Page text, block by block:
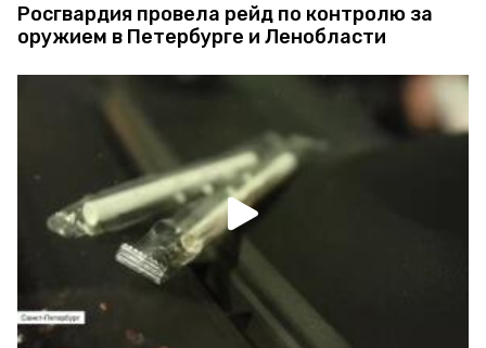
Росгвардия провела рейд по контролю за
оружием в Петербурге и Ленобласти